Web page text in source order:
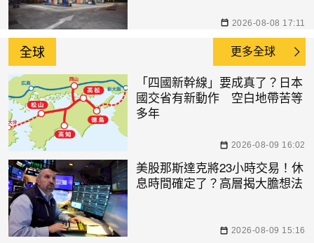
2026-08-08 17:11
全球 更多全球
「四國新幹線」要成真了？日本
國交省有新動作 空白地帶苦等
多年
2026-08-09 16:02
美股那斯達克將23小時交易！休
息時間確定了？高層揭大膽想法
2026-08-09 15:16